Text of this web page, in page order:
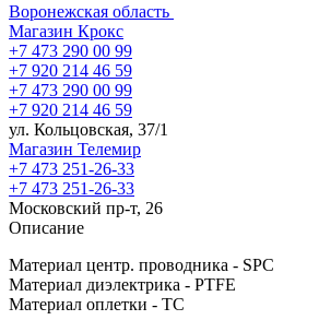
Воронежская область
Магазин Крокс
+7 473 290 00 99
+7 920 214 46 59
+7 473 290 00 99
+7 920 214 46 59
ул. Кольцовская, 37/1
Магазин Телемир
+7 473 251-26-33
+7 473 251-26-33
Московский пр-т, 26
Описание
Материал центр. проводника - SPC
Материал диэлектрика - PTFE
Материал оплетки - TC